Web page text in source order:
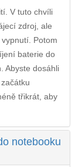
V tuto chvíli
zdroj, ale
Potom
baterie do
Abyste dosáhli
třikrát, aby
notebooku